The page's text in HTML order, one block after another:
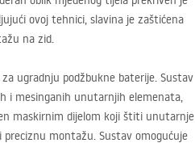
ovoj tehnici, slavina je zaštićena
na zid.
ugradnju podžbukne baterije. Sustav
i mesinganih unutarnjih elemenata,
maskirnim dijelom koji štiti unutarnje
montažu. Sustav omogućuje